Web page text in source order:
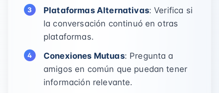
Plataformas Alternativas: Verifica si
la conversación continuó en otras
plataformas.
Conexiones Mutuas: Pregunta a
amigos en común que puedan tener
información relevante.